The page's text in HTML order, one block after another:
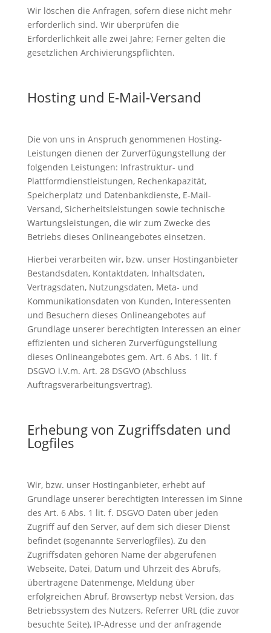
Wir löschen die Anfragen, sofern diese nicht mehr
erforderlich sind. Wir überprüfen die
Erforderlichkeit alle zwei Jahre; Ferner gelten die
gesetzlichen Archivierungspflichten.
Hosting und E-Mail-Versand
Die von uns in Anspruch genommenen Hosting-
Leistungen dienen der Zurverfügungstellung der
folgenden Leistungen: Infrastruktur- und
Plattformdienstleistungen, Rechenkapazität,
Speicherplatz und Datenbankdienste, E-Mail-
Versand, Sicherheitsleistungen sowie technische
Wartungsleistungen, die wir zum Zwecke des
Betriebs dieses Onlineangebotes einsetzen.
Hierbei verarbeiten wir, bzw. unser Hostinganbieter
Bestandsdaten, Kontaktdaten, Inhaltsdaten,
Vertragsdaten, Nutzungsdaten, Meta- und
Kommunikationsdaten von Kunden, Interessenten
und Besuchern dieses Onlineangebotes auf
Grundlage unserer berechtigten Interessen an einer
effizienten und sicheren Zurverfügungstellung
dieses Onlineangebotes gem. Art. 6 Abs. 1 lit. f
DSGVO i.V.m. Art. 28 DSGVO (Abschluss
Auftragsverarbeitungsvertrag).
Erhebung von Zugriffsdaten und
Logfiles
Wir, bzw. unser Hostinganbieter, erhebt auf
Grundlage unserer berechtigten Interessen im Sinne
des Art. 6 Abs. 1 lit. f. DSGVO Daten über jeden
Zugriff auf den Server, auf dem sich dieser Dienst
befindet (sogenannte Serverlogfiles). Zu den
Zugriffsdaten gehören Name der abgerufenen
Webseite, Datei, Datum und Uhrzeit des Abrufs,
übertragene Datenmenge, Meldung über
erfolgreichen Abruf, Browsertyp nebst Version, das
Betriebssystem des Nutzers, Referrer URL (die zuvor
besuchte Seite), IP-Adresse und der anfragende